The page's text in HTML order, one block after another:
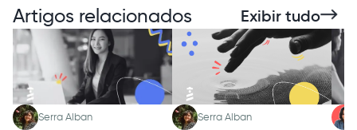
Artigos relacionados Exibir tudo
Serra Alban Serra Alban